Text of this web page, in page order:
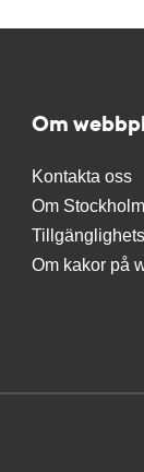
Om
Kontakta oss
Om
Om kakor på